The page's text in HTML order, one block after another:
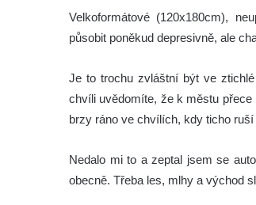
Velkoformátové (120x180cm),
působit poněkud depresivně, ale
Je to trochu zvláštní být ve
chvíli uvědomíte, že k městu
brzy ráno ve chvílích, kdy ticho
Nedalo mi to a zeptal jsem se
obecně. Třeba les, mlhy a východ